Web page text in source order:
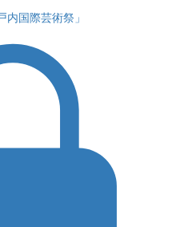
国際芸術祭」